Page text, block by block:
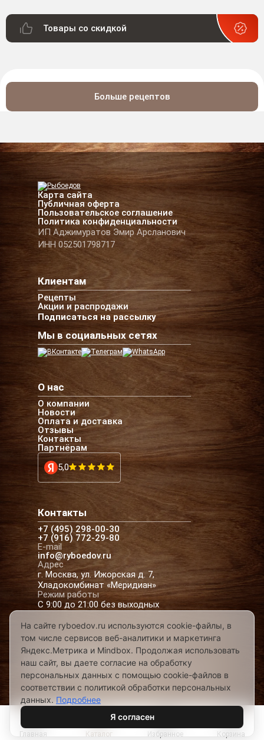
Товары со скидкой
Больше рецептов
Карта сайта
Публичная оферта
Пользовательское соглашение
Политика конфиденциальности
ИП Аджимуратов Эмир Арсланович
ИНН 052501798717
Клиентам
Рецепты
Акции и распродажи
Подписаться на рассылку
Мы в социальных сетях
О нас
О компании
Новости
Оплата и доставка
Отзывы
Контакты
Партнёрам
5,0
Контакты
+7 (495) 298-00-30
+7 (916) 772-29-80
E-mail
info@ryboedov.ru
Адрес
г. Москва, ул. Ижорская д. 7,
Хладокомбинат «Меридиан»
Режим работы
С 9:00 до 21:00 без выходных
© 2026,Рыбоедовъ— доставка рыбы и
морепродуктов в Москве
Предложения на сайте не являются офертой
Разработано в
Главная Каталог Избранное Корзина
На сайте ryboedov.ru используются cookie-файлы, в
том числе сервисов веб-аналитики и маркетинга
Яндекс.Метрика и Mindbox. Продолжая использовать
наш сайт, вы даете согласие на обработку
персональных данных с помощью cookie-файлов в
соответствии с политикой обработки персональных
данных. Подробнее
Я согласен